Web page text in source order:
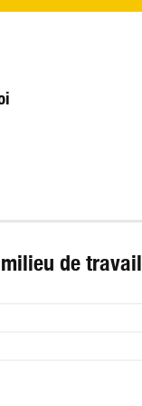
de travail